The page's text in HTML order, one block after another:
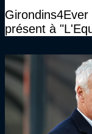
présent à